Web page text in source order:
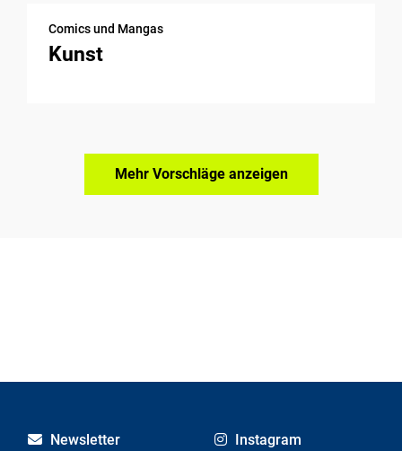
Comics und Mangas
Kunst
Mehr Vorschläge anzeigen
Newsletter Instagram